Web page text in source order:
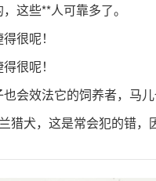
这些**人可靠多了。
很呢！
很呢！
会效法它的饲养者，马儿
猎犬，这是常会犯的错，